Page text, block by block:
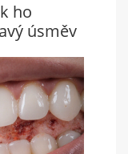
ho
úsměv